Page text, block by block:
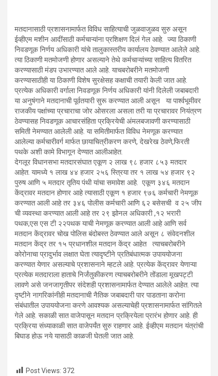
मतदानासाठी प्रशासनामार्फत विविध साहित्याची जुळवाजुळव सुरु असून
ईव्हीएम मशीन आदींसाठी कर्मचाऱ्यांना प्रशिक्षण दिलं गेल आहे. ज्या ठिकाणी
निवडणूक निर्णय अधिकारी यांचे तालुकास्तरीय कार्यालय ठेवण्यात आलेले आहे.
त्या ठिकाणी मतमोजणी होणार असल्याने तेथे कर्मचाऱ्यांच्या साहित्य वितरित
करण्यासाठी मंडप उभारण्यात आले आहे. याचबरोबरीने मतमोजणी
करण्यासाठीही या ठिकाणी विशेष सुरक्षेसह कक्षाची तयारी केली जात आहे.
प्रत्येक अधिकारी वर्गाला निवडणूक निर्णय अधिकारी यांनी दिलेली जबाबदारी
या अनुषंगाने मतदानाची पूर्वतयारी सुरू करण्यात आली असून या पार्श्वभूमीवर
राजकीय पक्षांच्या प्रचाराचा जोर ओसरला असला तरी या प्रचारावर नियंत्रण
ठेवण्यासह निवडणूक आचारसंहिता प्रक्रियेची अंमलबजावणी करण्यासाठी
समिती नेमण्यात आलेली आहे. या समितीमार्फत विविध नेमणूक करण्यात
आलेल्या कर्मचारीवर्ग मार्फत छायाचित्रीकरण करणे, देखरेख ठेवणे,फिरती
पथके अशी कामे विभागून देण्यात आलीआहेत.
देगलूर विधानसभा मतदारसंघात एकूण २ लाख ९८ हजार ८५३ मतदार
आहेत. यामध्ये १ लाख ४४ हजार २५६ स्त्रिया तर १ लाख ५४ हजार ९२
पुरुष आणि ५ मतदार तृतिय पंथी यांचा समावेश आहे. एकूण ३४६ मतदान
केंद्रावर मतदान होणार आहे त्यासाठी एकूण १ हजार ९७६ कर्मचारी नेमणूक
करण्यात आली आहे तर ३४६ पोलीस कर्मचारी आणि ६२ बसेसची व २५ जीप
ची व्यवस्था करण्यात आली आहे तर २९ झोनल अधिकारी ,१२ भरारी
पथक,एस एस टी २२पथक याची नेमणूक करण्यात आली आहे आणि सर्व
मतदान केंद्रावर चोख पोलिस बंदोबस्त ठेवण्यात आले असून ८ संवेदनशील
मतदान केंद्र तर १५ प्रधानशील मतदान केंद्र आहेत त्याचबरोबरीने
कोरोनाचा प्रादुर्भाव लक्षात घेता त्यादृष्टीने प्रतिबंधात्मक उपाययोजना
करण्यात येणार असल्याचे प्रशासनाने म्हटले आहे. प्रत्येक केंद्रावर येणाऱ्या
प्रत्येक मतदाराला हाताचे निर्जंतुकीकरण त्याचबरोबरीने तोंडाला मूखपट्टी
लावणे असे जनजागृतीपर संदेशही प्रशासनामार्फत देण्यात आलेले आहेत. त्या
दृष्टीने नागरिकांनीही मतदानाची नैतिक जबाबदारी पार पाडताना करोना
संबंधातील उपाययोजना करणे आवश्यक असल्याचेही प्रशासनामार्फत सांगितले
गेले आहे. सकाळी सात वाजेपासून मतदान प्रक्रियेला प्रारंभ होणार आहे. ही
प्रक्रिया संध्याकाळी सात वाजेपर्यंत सुरु राहणार आहे. ईव्हीएम मतदान यंत्रांची
बिघाड होऊ नये यासाठी काळजी घेतली जात आहे.
Post Views: 372